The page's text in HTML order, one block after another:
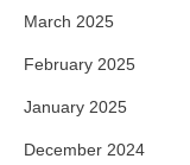
March 2025
February 2025
January 2025
December 2024